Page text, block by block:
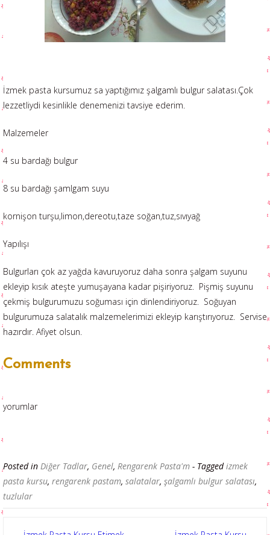
İzmek pasta kursumuz sa yaptığımız şalgamlı bulgur salatası.Çok
lezzetliydi kesinlikle denemenizi tavsiye ederim.
Malzemeler
4 su bardağı bulgur
8 su bardağı şamlgam suyu
kornişon turşu,limon,dereotu,taze soğan,tuz,sıvıyağ
Yapılışı
Bulgurları çok az yağda kavuruyoruz daha sonra şalgam suyunu
ekleyip kısık ateşte yumuşayana kadar pişiriyoruz. Pişmiş suyunu
çekmiş bulgurumuzu soğuması için dinlendiriyoruz. Soğuyan
bulgurumuza salatalık malzemelerimizi ekleyip karıştırıyoruz. Servise
hazırdır. Afiyet olsun.
Comments
yorumlar
Posted in Diğer Tadlar, Genel, Rengarenk Pasta'm - Taggedizmek
pasta kursu, rengarenk pastam, salatalar, şalgamlı bulgur salatası,
tuzlular